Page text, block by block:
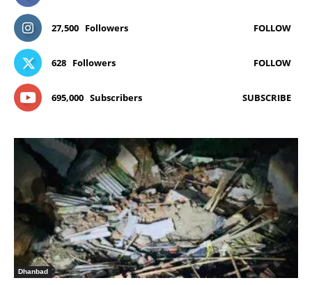
27,500 Followers FOLLOW
628 Followers FOLLOW
695,000 Subscribers SUBSCRIBE
Dhanbad